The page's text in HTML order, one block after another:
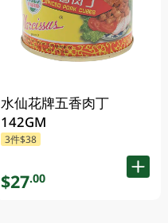
水仙花牌五香肉丁
142GM
3件$38
$27.00